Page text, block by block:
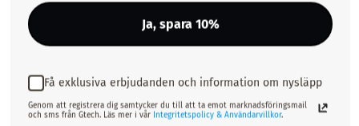
Verifierad köpare
Ja, spara 10%
Få exklusiva erbjudanden och information om nysläpp
Genom att registrera dig samtycker du till att ta emot marknadsföringsmail
och sms från Gtech. Läs mer i vår Integritetspolicy & Användarvillkor.